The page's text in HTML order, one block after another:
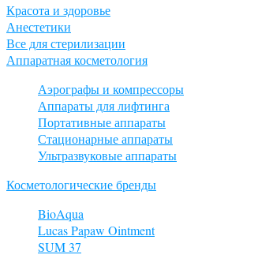
Красота и здоровье
Анестетики
Все для стерилизации
Аппаратная косметология
Аэрографы и компрессоры
Аппараты для лифтинга
Портативные аппараты
Стационарные аппараты
Ультразвуковые аппараты
Косметологические бренды
BioAqua
Lucas Papaw Ointment
SUM 37